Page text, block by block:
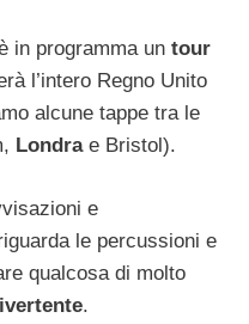
in programma un tour
l’intero Regno Unito
alcune tappe tra le
Londrae Bristol).
e
le percussioni e
qualcosa di molto
.